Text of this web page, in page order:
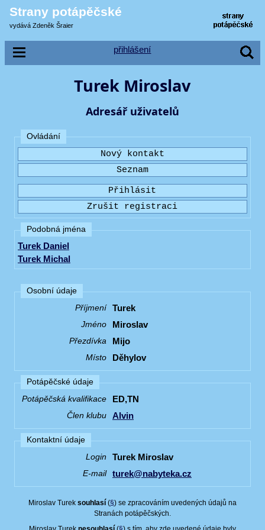
Strany potápěčské
vydává Zdeněk Šraier
přihlášení
Turek Miroslav
Adresář uživatelů
Ovládání
Podobná jména
Turek Daniel
Turek Michal
Osobní údaje
Příjmení
Turek
Jméno Miroslav
Přezdívka Mijo
Místo Děhylov
Potápěčské údaje
Potápěčská kvalifikace
ED,TN
Člen klubu Alvin
Kontaktní údaje
Login
Turek Miroslav
E-mail turek@nabyteka.cz
Miroslav Turek souhlasí(§) se zpracováním uvedených údajů na
Stranách potápěčských.